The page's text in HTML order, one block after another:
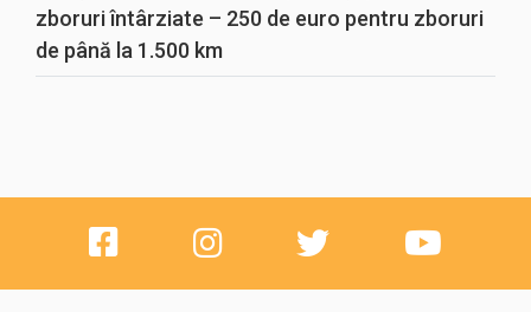
zboruri întârziate – 250 de euro pentru zboruri
de până la 1.500 km